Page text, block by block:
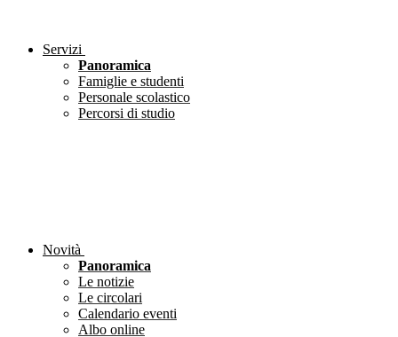
Servizi
Panoramica
Famiglie e studenti
Personale scolastico
Percorsi di studio
Novità
Panoramica
Le notizie
Le circolari
Calendario eventi
Albo online